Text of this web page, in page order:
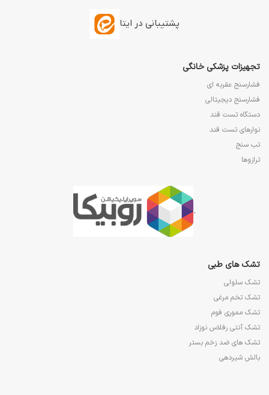
پشتیبانی در ایتا
تجهیزات پزشکی خانگی
فشارسنج عقربه ای
فشارسنج دیجیتالی
دستگاه تست قند
نوارهای تست قند
تب سنج
ترازوها
.
تشک های طبی
تشک سلولی
تشک تخم مرغی
تشک مموری فوم
تشک آنتی رفلاس نوزاد
تشک های ضد زخم بستر
بالش شیردهی